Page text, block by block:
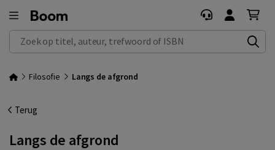
Zoek op titel, auteur, trefwoord of ISBN
Filosofie Langs de afgrond
Terug
Langs de afgrond